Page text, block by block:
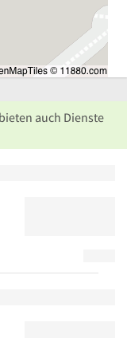
auch Dienste